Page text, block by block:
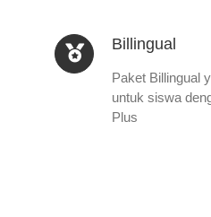
Billingual
Paket Billingual
untuk siswa
Plus